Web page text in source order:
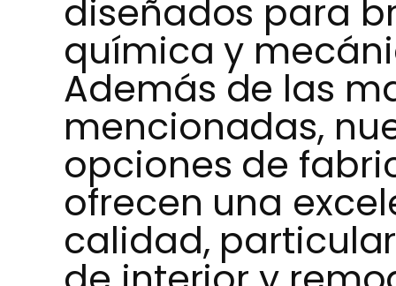
diseñados para
química y
Además de las
mencionadas,
opciones de
ofrecen una
calidad,